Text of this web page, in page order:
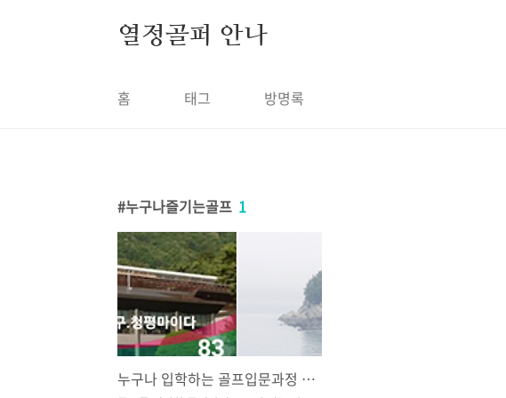
열정골퍼 안나
홈 태그 방명록
누구나즐기는골프 1
누구나 입학하는 골프입문과정 _ 초,중,고,대학교